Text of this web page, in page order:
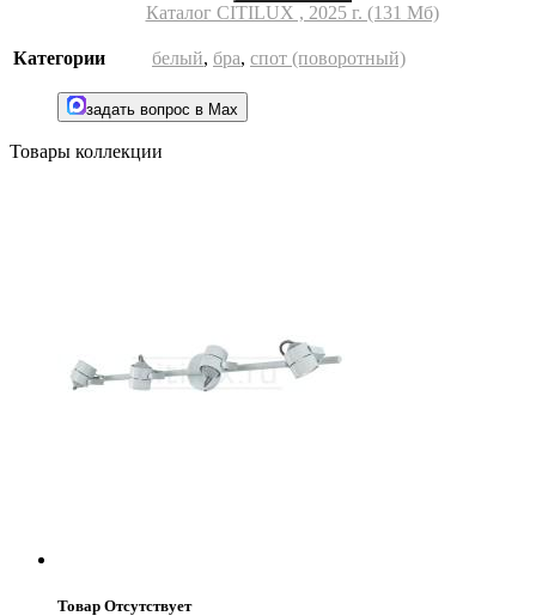
Каталог CITILUX , 2025 г. (131 Мб)
Категории белый, бра, спот (поворотный)
задать вопрос в Max
Товары коллекции
Товар Отсутствует